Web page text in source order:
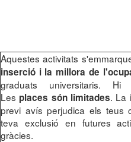
Aquestes activitats
inserció i la millora de
graduats universitaris. Hi
Les places són limitades. La
previ avís perjudica els teus
teva exclusió en futures
gràcies.